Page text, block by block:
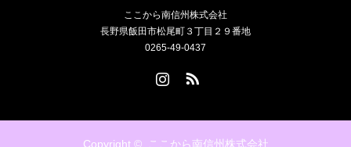
ここから南信州株式会社
長野県飯田市松尾町３丁目２９番地
0265-49-0437
Copyright © ここから南信州株式会社